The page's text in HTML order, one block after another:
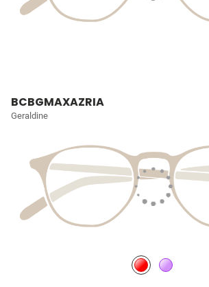
BCBGMAXAZRIA
Geraldine